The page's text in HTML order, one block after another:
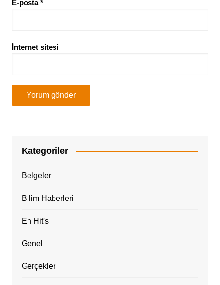
E-posta*
İnternet sitesi
Kategoriler
Belgeler
Bilim Haberleri
En Hit's
Genel
Gerçekler